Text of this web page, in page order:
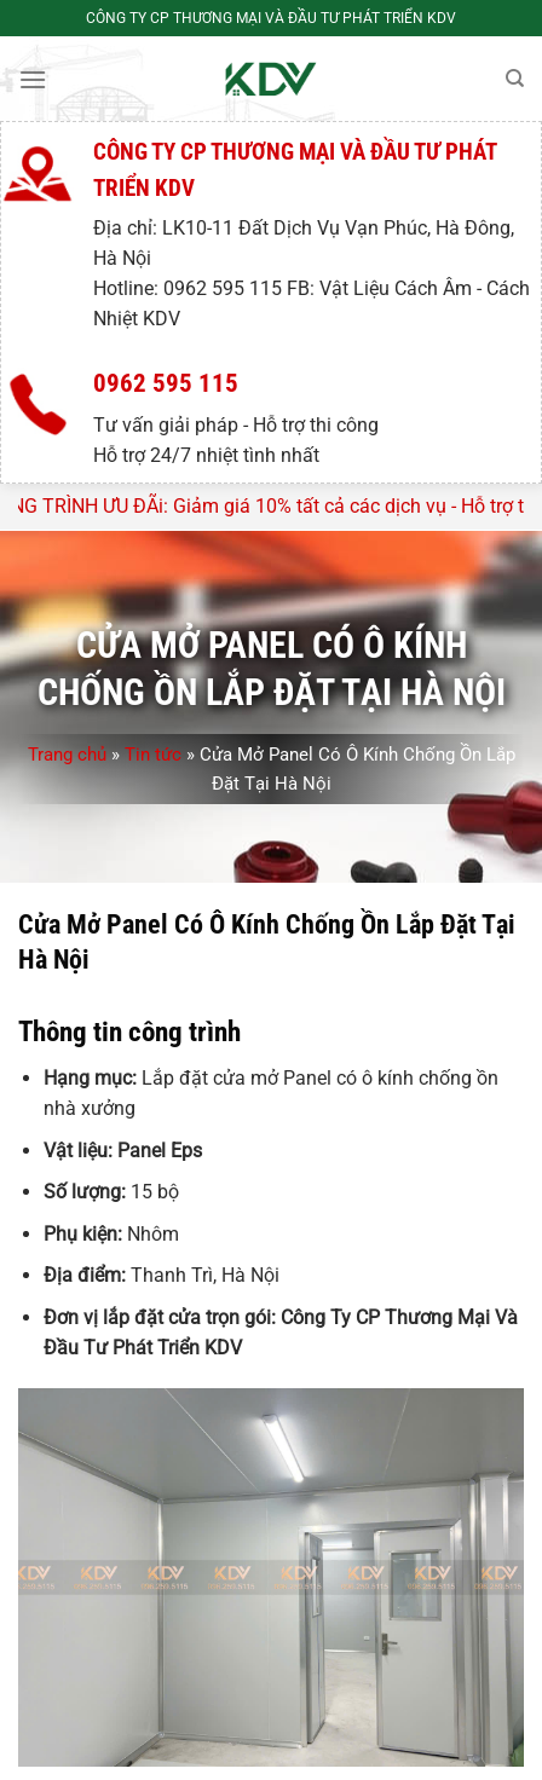
nội
CÔNG TY CP THƯƠNG MẠI VÀ ĐẦU TƯ PHÁT TRIỂN KDV
CÔNG TY CP THƯƠNG MẠI VÀ ĐẦU TƯ PHÁT
TRIỂN KDV
Địa chỉ: LK10-11 Đất Dịch Vụ Vạn Phúc, Hà Đông,
Hà Nội
Hotline: 0962 595 115 FB: Vật Liệu Cách Âm - Cách
Nhiệt KDV
0962 595 115
Tư vấn giải pháp - Hỗ trợ thi công
Hỗ trợ 24/7 nhiệt tình nhất
Giảm giá 10% tất cả các dịch vụ - Hỗ trợ tư vấn, lên thiết
CỬA MỞ PANEL CÓ Ô KÍNH
CHỐNG ỒN LẮP ĐẶT TẠI HÀ NỘI
Trang chủ» Tin tức» Cửa Mở Panel Có Ô Kính Chống Ồn Lắp
Đặt Tại Hà Nội
Cửa Mở Panel Có Ô Kính Chống Ồn Lắp Đặt Tại
Hà Nội
Thông tin công trình
Hạng mục:Lắp đặt cửa mở Panel có ô kính chống ồn
nhà xưởng
Vật liệu: Panel Eps
Số lượng:15 bộ
Phụ kiện:Nhôm
Địa điểm: Thanh Trì, Hà Nội
Đơn vị lắp đặt cửa trọn gói: Công Ty CP Thương Mại Và
Đầu Tư Phát Triển KDV